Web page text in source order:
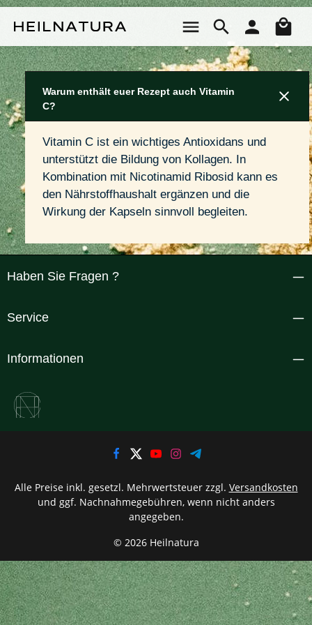
Warum enthält euer Rezept auch Vitamin
C?
Vitamin C ist ein wichtiges Antioxidans und
unterstützt die Bildung von Kollagen. In
Kombination mit Nicotinamid Ribosid kann es
den Nährstoffhaushalt ergänzen und die
Wirkung der Kapseln sinnvoll begleiten.
Haben Sie Fragen ?
Service
Informationen
© 2026 Heilnatura
Alle Preise inkl. gesetzl. Mehrwertsteuer zzgl. Versandkosten
und ggf. Nachnahmegebühren, wenn nicht anders
angegeben.